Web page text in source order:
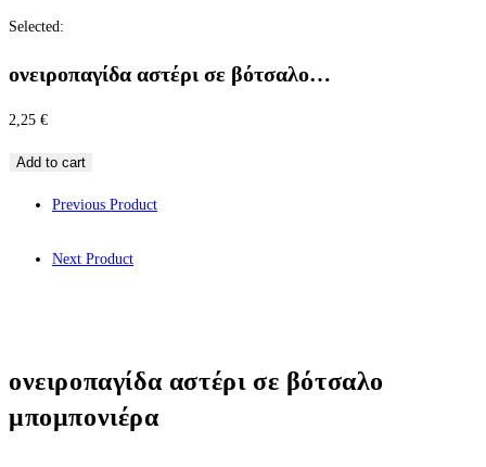
Selected:
ονειροπαγίδα αστέρι σε βότσαλο…
2,25 €
Add to cart
Previous Product
Next Product
ονειροπαγίδα αστέρι σε βότσαλο
μπομπονιέρα